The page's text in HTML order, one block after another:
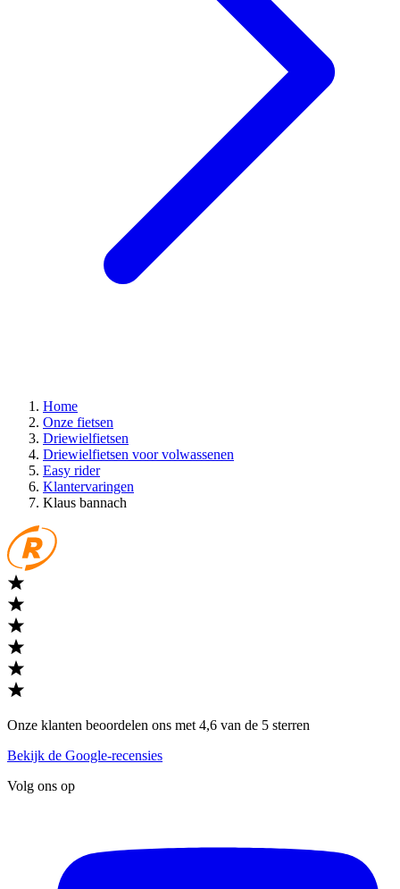
Home
Onze fietsen
Driewielfietsen
Driewielfietsen voor volwassenen
Easy rider
Klantervaringen
Klaus bannach
Onze klanten beoordelen ons met 4,6 van de 5 sterren
Bekijk de Google-recensies
Volg ons op